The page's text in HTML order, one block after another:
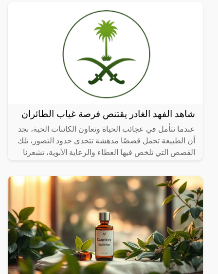
شاهد الفهد الغادر يقتنص فرصة غياب الطائران
عندما نتأمل في عجائب الحياة وتعاون الكائنات الحية، نجد
أن الطبيعة تحمل قصصًا مدهشة تتحدى حدود التصور، تلك
القصص التي تلخص فيها العطاء والرعاية الأبوية، تشعرنا